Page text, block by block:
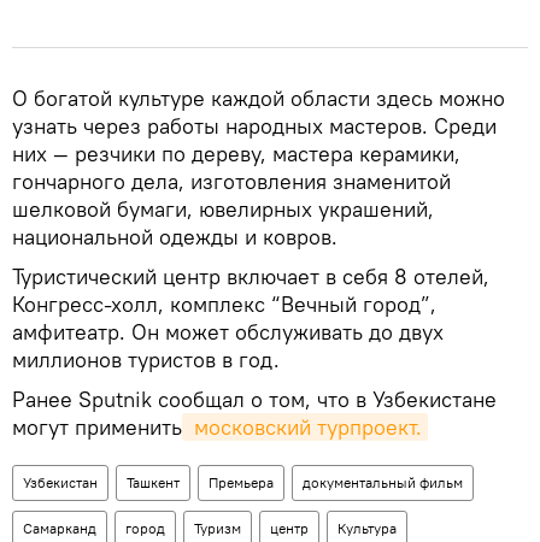
О богатой культуре каждой области здесь можно
узнать через работы народных мастеров. Среди
них — резчики по дереву, мастера керамики,
гончарного дела, изготовления знаменитой
шелковой бумаги, ювелирных украшений,
национальной одежды и ковров.
Туристический центр включает в себя 8 отелей,
Конгресс-холл, комплекс “Вечный город”,
амфитеатр. Он может обслуживать до двух
миллионов туристов в год.
Ранее Sputnik сообщал о том, что в Узбекистане
могут применить московский турпроект.
Узбекистан Ташкент Премьера документальный фильм
Самарканд город Туризм центр Культура